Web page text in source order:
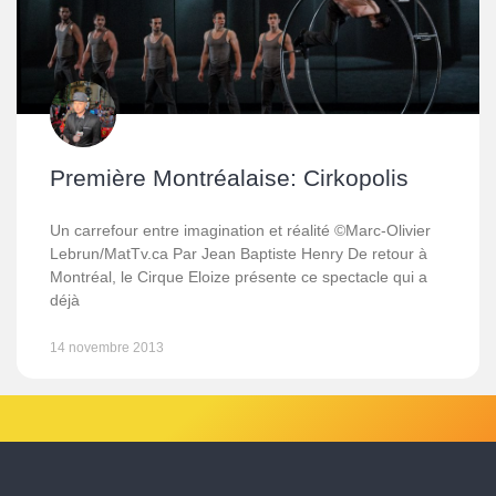
Première Montréalaise: Cirkopolis
Un carrefour entre imagination et réalité ©Marc-Olivier
Lebrun/MatTv.ca Par Jean Baptiste Henry De retour à
Montréal, le Cirque Eloize présente ce spectacle qui a
déjà
14 novembre 2013